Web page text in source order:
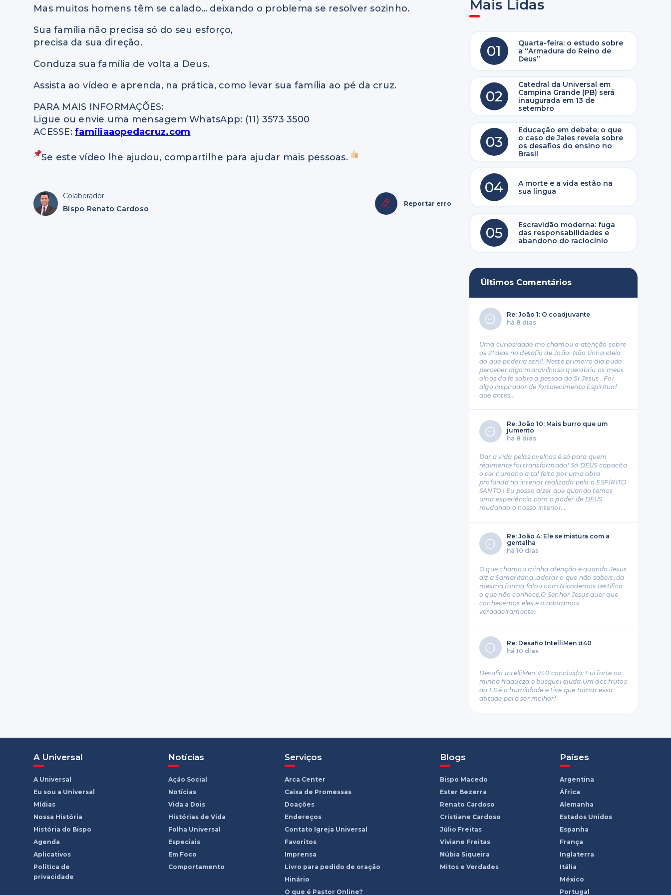
Mas muitos homens têm se calado… deixando o problema se resolver sozinho.
Sua família não precisa só do seu esforço,
precisa da sua direção.
Conduza sua família de volta a Deus.
Assista ao vídeo e aprenda, na prática, como levar sua família ao pé da cruz.
PARA MAIS INFORMAÇÕES:
Ligue ou envie uma mensagem WhatsApp: (11) 3573 3500
ACESSE:familiaaopedacruz.com
Se este vídeo lhe ajudou, compartilhe para ajudar mais pessoas.
Colaborador
Bispo Renato Cardoso
Reportar erro
Mais Lidas
01
Quarta-feira: o estudo sobre
a “Armadura do Reino de
Deus”
02
Catedral da Universal em
Campina Grande (PB) será
inaugurada em 13 de
setembro
03
Educação em debate: o que
o caso de Jales revela sobre
os desafios do ensino no
Brasil
04
A morte e a vida estão na
sua língua
05
Escravidão moderna: fuga
das responsabilidades e
abandono do raciocínio
Últimos Comentários
Re: João 1: O coadjuvante
há 8 dias
Uma curiosidade me chamou a atenção sobre
os 21 dias no desafio de João. Não tinha ideia
do que poderia ser!!!. Neste primeiro dia pude
perceber algo maravilhoso que abriu os meus
olhos da fé sobre a pessoa do Sr Jesus . Foi
algo inspirador de fortalecimento Espíritual
que antes…
Re: João 10: Mais burro que um
jumento
há 8 dias
Dar a vida pelas ovelhas é só para quem
realmente foi transformado! Só DEUS capacita
o ser humano a tal feito por uma obra
profunda no interior realizada pelo o ESPÍRITO
SANTO ! Eu posso dizer que quando temos
uma experiência com o poder de DEUS
mudando o nosso interior…
Re: João 4: Ele se mistura com a
gentalha
há 10 dias
O que chamou minha atenção é quando Jesus
diz a Samaritana ,adorar o que não sabeis ,da
mesma forma falou com Nicodemos testifica
o que não conhece.O Senhor Jesus quer que
conhecemos eles e o adoramos
verdadeiramente.
Re: Desafio IntelliMen #40
há 10 dias
Desafio IntelliMen #40 concluído: Fui forte na
minha fraqueza e busquei ajuda.Um dos frutos
do ES é a humildade e tive que tomar essa
atitude para ser melhor!
A Universal
A Universal
Eu sou a Universal
Mídias
Nossa História
História do Bispo
Agenda
Aplicativos
Política de
privacidade
Notícias
Ação Social
Notícias
Vida a Dois
Histórias de Vida
Folha Universal
Especiais
Em Foco
Comportamento
Serviços
Arca Center
Caixa de Promessas
Doações
Endereços
Contato Igreja Universal
Favoritos
Imprensa
Livro para pedido de oração
Hinário
O que é Pastor Online?
Blogs
Bispo Macedo
Ester Bezerra
Renato Cardoso
Cristiane Cardoso
Júlio Freitas
Viviane Freitas
Núbia Siqueira
Mitos e Verdades
Países
Argentina
África
Alemanha
Estados Unidos
Espanha
França
Inglaterra
Itália
México
Portugal